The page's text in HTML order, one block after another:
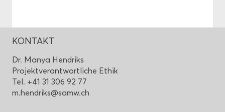
KON­TAKT
Dr. Manya Hen­driks
Pro­jekt­ver­ant­wort­li­che Ethik
Tel. +41 31 306 92 77
m.hen­driks@samw.ch